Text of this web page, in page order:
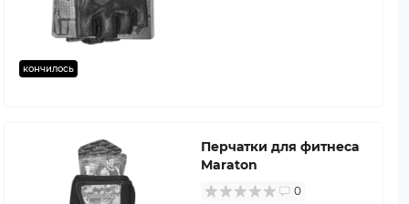
кончилось
Перчатки для фитнеса
Maraton
0